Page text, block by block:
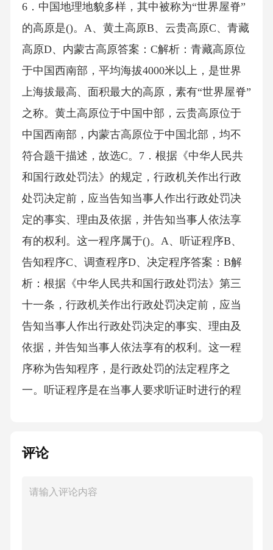
6．中国地理地貌多样，其中被称为“世界屋脊”
的高原是()。A、黄土高原B、云贵高原C、青藏
高原D、内蒙古高原答案：C解析：青藏高原位
于中国西南部，平均海拔4000米以上，是世界
上海拔最高、面积最大的高原，素有“世界屋脊”
之称。黄土高原位于中国中部，云贵高原位于
中国西南部，内蒙古高原位于中国北部，均不
符合题干描述，故选C。7．根据《中华人民共
和国行政处罚法》的规定，行政机关作出行政
处罚决定前，应当告知当事人作出行政处罚决
定的事实、理由及依据，并告知当事人依法享
有的权利。这一程序属于()。A、听证程序B、
告知程序C、调查程序D、决定程序答案：B解
析：根据《中华人民共和国行政处罚法》第三
十一条，行政机关作出行政处罚决定前，应当
告知当事人作出行政处罚决定的事实、理由及
依据，并告知当事人依法享有的权利。这一程
序称为告知程序，是行政处罚的法定程序之
一。听证程序是在当事人要求听证时进行的程
故选B。8．近年来，中国在航天领域取得了举
探测器，实现了对火星的自主着陆和巡视探
评论